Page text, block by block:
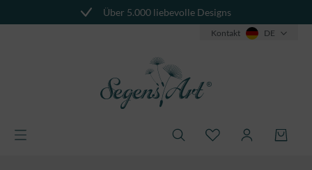
Über 5.000 liebevolle Designs
Kontakt DE